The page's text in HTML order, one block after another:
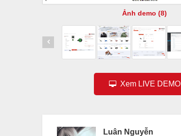
Ảnh demo (8)
Xem LIVE DEMO
Luân Nguyễn